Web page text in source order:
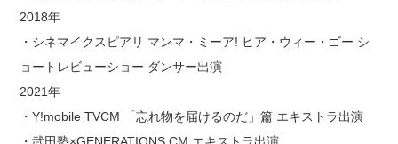
2018年
・シネマイクスピアリ マンマ・ミーア! ヒア・ウィー・ゴー シ
ョートレビューショー ダンサー出演
2021年
・Y!mobile TVCM 「忘れ物を届けるのだ」篇 エキストラ出演
・武田塾×GENERATIONS CM エキストラ出演